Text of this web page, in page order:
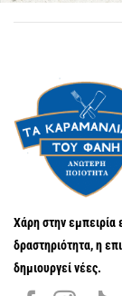
Χάρη στην εμπειρία
δραστηριότητα, η
δημιουργεί νέες.